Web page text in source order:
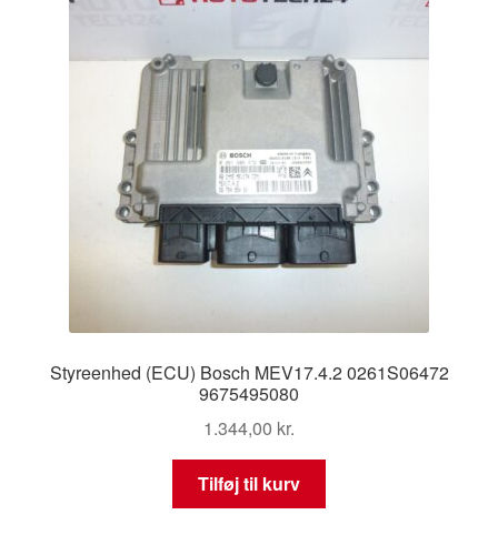
Styreenhed (ECU) Bosch MEV17.4.2 0261S06472
9675495080
1.344,00 kr.
Tilføj til kurv